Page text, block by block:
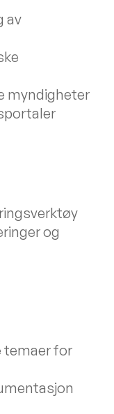
av
myndigheter
og
temaer for